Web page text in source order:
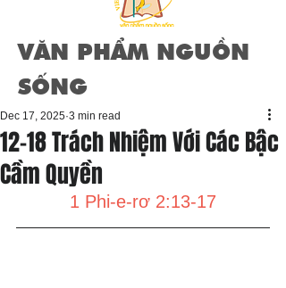
VĂN PHẨM NGUỒN
SỐNG
12-18 Trách Nhiệm Với Các Bậc
Cầm Quyền
Dec 17, 2025 3 min read
1 Phi-e-rơ 2:13-17